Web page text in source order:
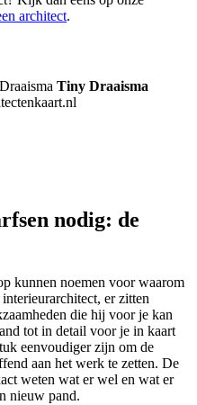
architect.
Tiny Draaisma
nodig: de
kunnen noemen voor waarom
er zitten
die hij voor je kan
tot in detail voor je in kaart
eenvoudiger zijn om de
aan het werk te zetten. De
weten wat er wel en wat er
nieuw pand.